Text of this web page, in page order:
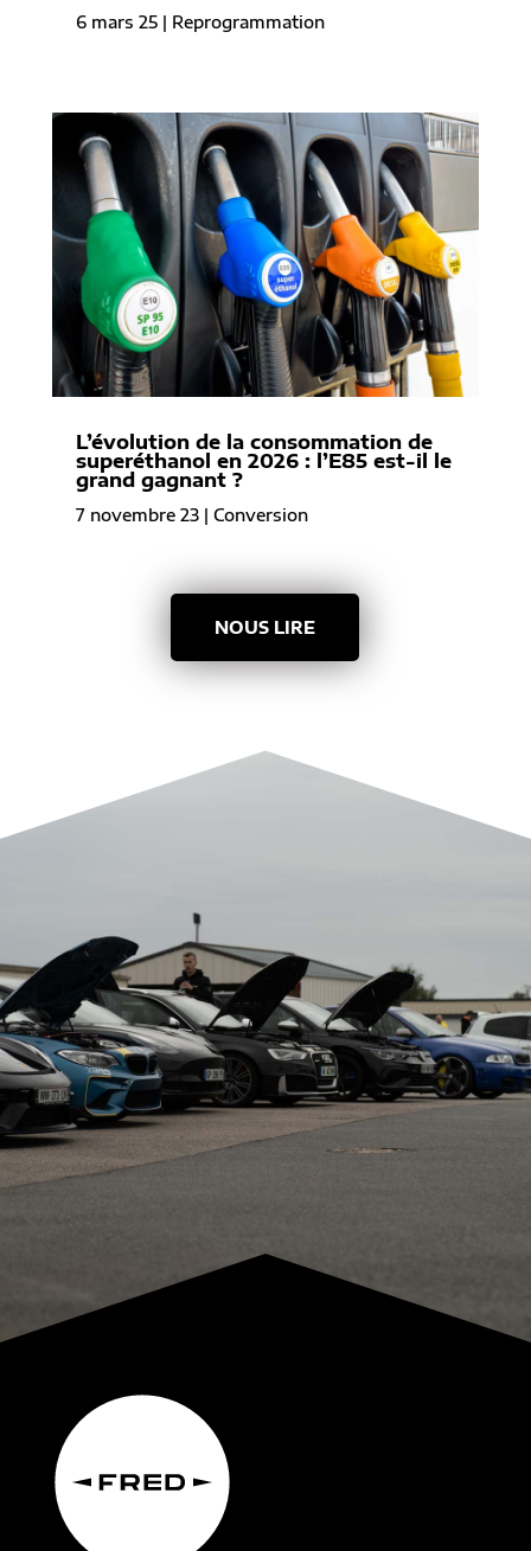
6 mars 25| Reprogrammation
L’évolution de la consommation de
superéthanol en 2026 : l’E85 est-il le
grand gagnant ?
7 novembre 23| Conversion
NOUS LIRE